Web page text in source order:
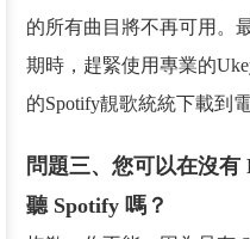
的所有曲目將不再可用。
期時，趕緊使用專業的
的Spotify靚歌統統下載到
問題三、您可以在沒
聽 Spotify 嗎？